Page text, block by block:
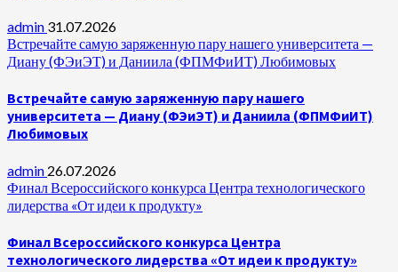
admin 31.07.2026
Встречайте самую заряженную пару нашего университета —
Диану (ФЭиЭТ) и Даниила (ФПМФиИТ) Любимовых
Встречайте самую заряженную пару нашего
университета — Диану (ФЭиЭТ) и Даниила (ФПМФиИТ)
Любимовых
admin 26.07.2026
Финал Всероссийского конкурса Центра технологического
лидерства «От идеи к продукту»
Финал Всероссийского конкурса Центра
технологического лидерства «От идеи к продукту»